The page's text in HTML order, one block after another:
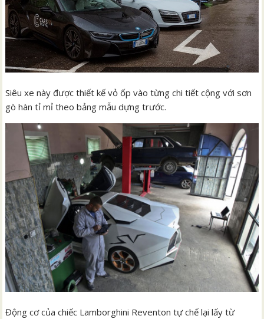
Siêu xe này được thiết kế vỏ ốp vào từng chi tiết cộng với sơn
gò hàn tỉ mỉ theo bảng mẫu dựng trước.
Động cơ của chiếc Lamborghini Reventon tự chế lại lấy từ